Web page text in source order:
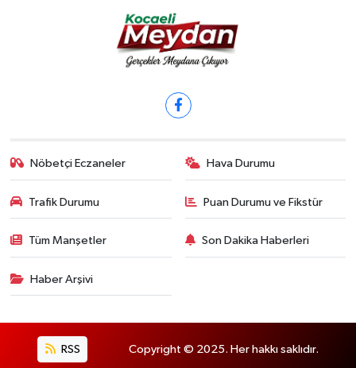
Nöbetçi Eczaneler Hava Durumu
Trafik Durumu Puan Durumu ve Fikstür
Tüm Manşetler Son Dakika Haberleri
Haber Arşivi
RSS Copyright © 2025. Her hakkı saklıdır.